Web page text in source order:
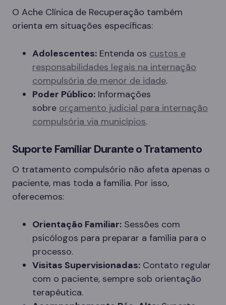
O Ache Clínica de Recuperação também
orienta em situações específicas:
Adolescentes: Entenda os custos e
responsabilidades legais na internação
compulsória de menor de idade.
Poder Público: Informações
sobre orçamento judicial para internação
compulsória via municípios.
Suporte Familiar Durante o Tratamento
O tratamento compulsório não afeta apenas o
paciente, mas toda a família. Por isso,
oferecemos:
Orientação Familiar: Sessões com
psicólogos para preparar a família para o
processo.
Visitas Supervisionadas: Contato regular
com o paciente, sempre sob orientação
terapêutica.